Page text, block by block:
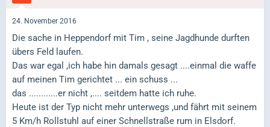
24. November 2016
Die sache in Heppendorf mit Tim , seine Jagdhunde durften
übers Feld laufen.
Das war egal ,ich habe hin damals gesagt ....einmal die waffe
auf meinen Tim gerichtet ... ein schuss ...
das ............er nicht ,.... seitdem hatte ich ruhe.
Heute ist der Typ nicht mehr unterwegs ,und fährt mit seinem
5 Km/h Rollstuhl auf einer Schnellstraße rum in Elsdorf.